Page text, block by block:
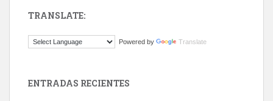
El ayuntamiento se va a llevar a Los Gatos callejeros de la zona los
TRANSLATE:
Powered by Translate
ENTRADAS RECIENTES